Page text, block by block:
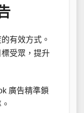
有效方式。
受眾，提升
廣告精準鎖